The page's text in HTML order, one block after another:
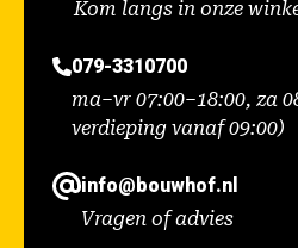
Kom langs in onze
079-3310700
ma–vr 07:00–18:00, za
verdieping vanaf 09:00)
info@bouwhof.nl
Vragen of advies